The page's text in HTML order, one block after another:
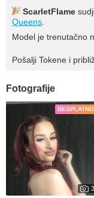
ScarletFlame
Queens
Model je trenutačno
Pošalji Tokene i
Fotografije
BESPLATNO
3